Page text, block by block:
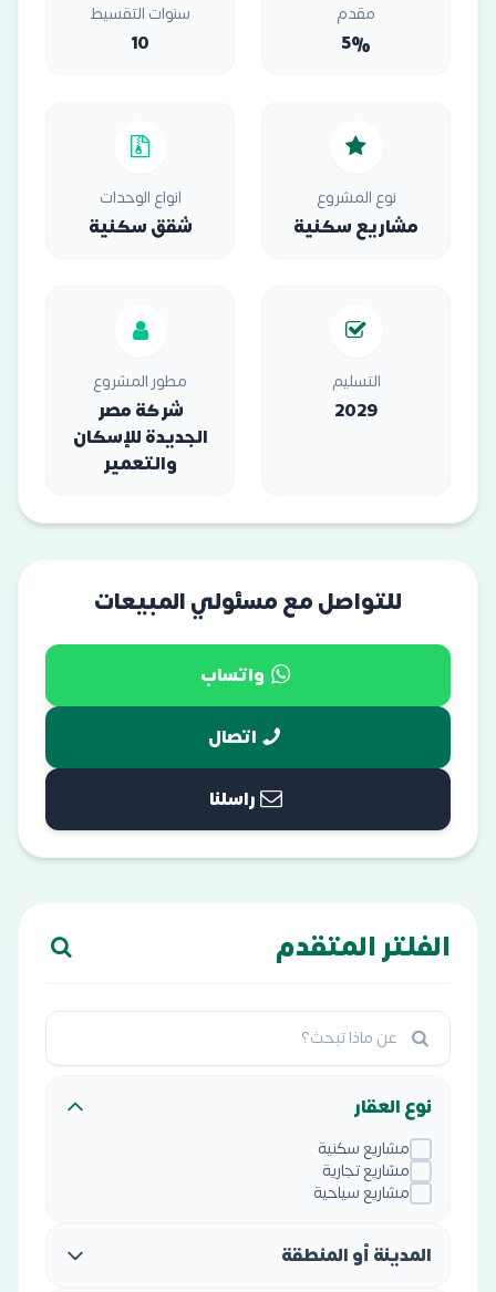
مقدم
5%
سنوات التقسيط
10
نوع المشروع
مشاريع سكنية
انواع الوحدات
شقق سكنية
التسليم
2029
مطور المشروع
شركة مصر
الجديدة للإسكان
والتعمير
للتواصل مع مسئولي المبيعات
واتساب
اتصال
راسلنا
الفلتر المتقدم
نوع العقار
مشاريع سكنية
مشاريع تجارية
مشاريع سياحية
المدينة أو المنطقة